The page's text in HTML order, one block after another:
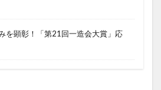
を顕彰！「第21回一造会大賞」応